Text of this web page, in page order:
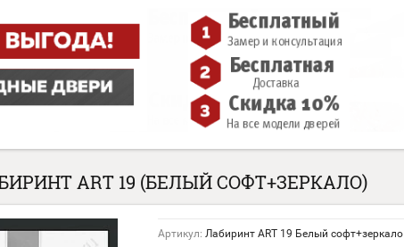
ART 19 (БЕЛЫЙ СОФТ+ЗЕРКАЛО)
Артикул: Лабиринт ART 19 Белый софт+зеркало